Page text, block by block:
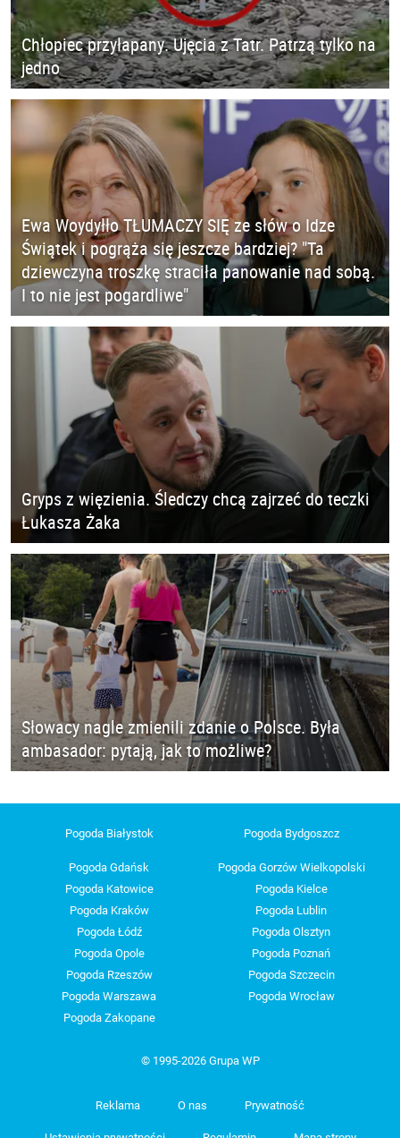
Chłopiec przyłapany. Ujęcia z Tatr. Patrzą tylko na
jedno
Ewa Woydyłło TŁUMACZY SIĘ ze słów o Idze
Świątek i pogrąża się jeszcze bardziej? "Ta
dziewczyna troszkę straciła panowanie nad sobą.
I to nie jest pogardliwe"
Gryps z więzienia. Śledczy chcą zajrzeć do teczki
Łukasza Żaka
Słowacy nagle zmienili zdanie o Polsce. Była
ambasador: pytają, jak to możliwe?
Pogoda Białystok Pogoda Bydgoszcz
Pogoda Gdańsk
Pogoda Gorzów Wielkopolski
Pogoda Katowice
Pogoda Kielce
Pogoda Kraków
Pogoda Lublin
Pogoda Łódź
Pogoda Olsztyn
Pogoda Opole
Pogoda Poznań
Pogoda Rzeszów
Pogoda Szczecin
Pogoda Warszawa
Pogoda Wrocław
Pogoda Zakopane
© 1995-2026 Grupa WP
Reklama O nas Prywatność